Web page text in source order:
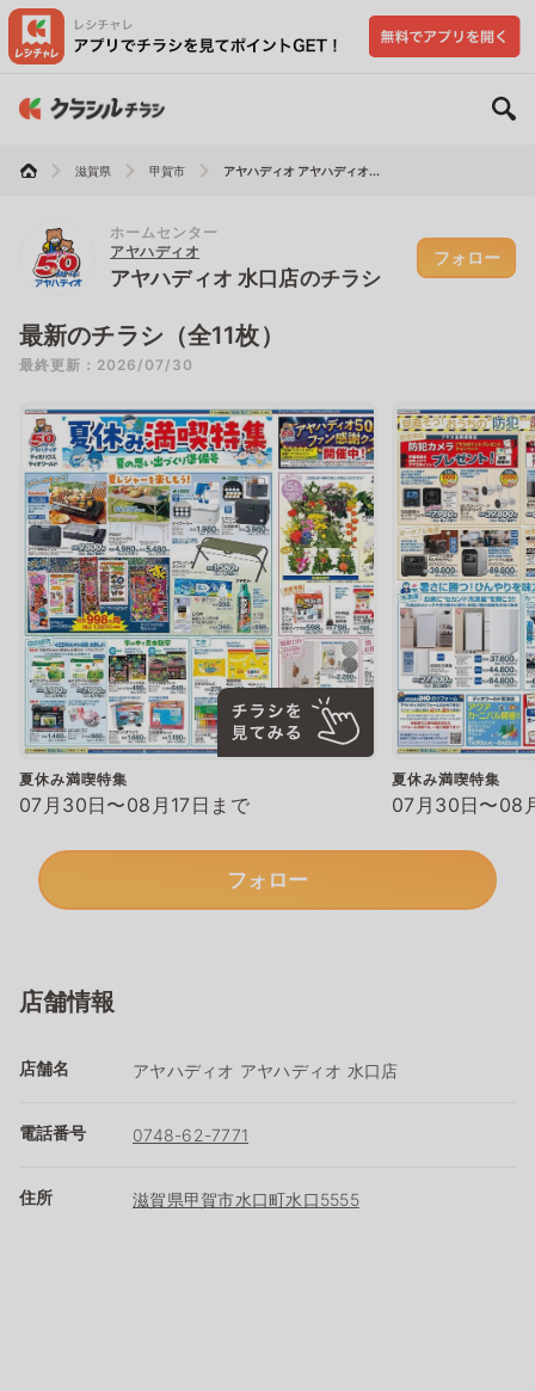
滋賀県 甲賀市 アヤハディオ アヤハディオ...
ホームセンター
アヤハディオ
アヤハディオ 水口店のチラシ
フォロー
最新のチラシ（全11枚）
最終更新：2026/07/30
夏休み満喫特集
07月30日〜08月17日まで
夏休み満喫特集
07月30日〜08
フォロー
店舗情報
店舗名 アヤハディオ アヤハディオ 水口店
電話番号 0748-62-7771
住所 滋賀県甲賀市水口町水口5555